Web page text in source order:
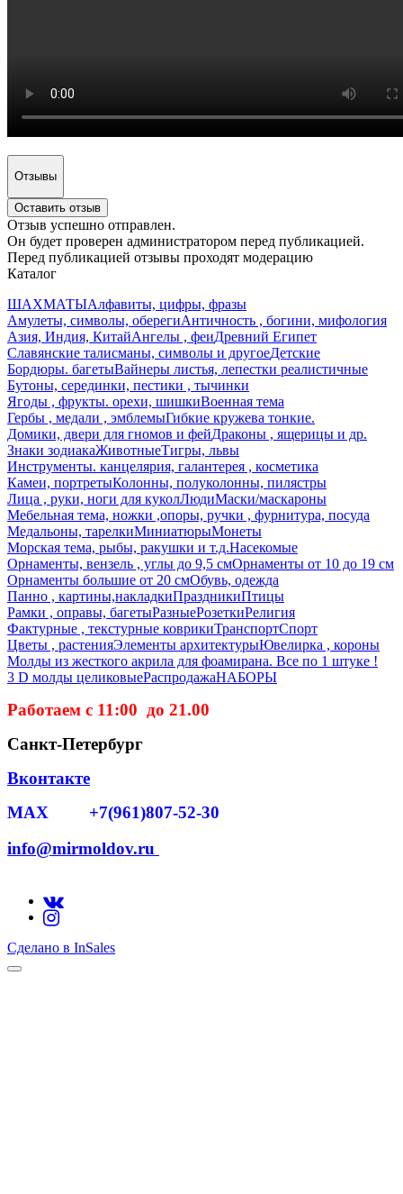
Отзывы
Оставить отзыв
Отзыв успешно отправлен.
Он будет проверен администратором перед публикацией.
Перед публикацией отзывы проходят модерацию
Каталог
ШАХМАТЫАлфавиты, цифры, фразы
Амулеты, символы, оберегиАнтичность , богини, мифология
Азия, Индия, КитайАнгелы , феиДревний Египет
Славянские талисманы, символы и другоеДетские
Бордюры. багетыВайнеры листья, лепестки реалистичные
Бутоны, серединки, пестики , тычинки
Ягоды , фрукты. орехи, шишкиВоенная тема
Гербы , медали , эмблемыГибкие кружева тонкие.
Домики, двери для гномов и фейДраконы , ящерицы и др.
Знаки зодиакаЖивотныеТигры, львы
Инструменты. канцелярия, галантерея , косметика
Камеи, портретыКолонны, полуколонны, пилястры
Лица , руки, ноги для куколЛюдиМаски/маскароны
Мебельная тема, ножки ,опоры, ручки , фурнитура, посуда
Медальоны, тарелкиМиниатюрыМонеты
Морская тема, рыбы, ракушки и т.д.Насекомые
Орнаменты, вензель , углы до 9,5 смОрнаменты от 10 до 19 см
Орнаменты большие от 20 смОбувь, одежда
Панно , картины,накладкиПраздникиПтицы
Рамки , оправы, багетыРазныеРозеткиРелигия
Фактурные , текстурные коврикиТранспортСпорт
Цветы , растенияЭлементы архитектурыЮвелирка , короны
Молды из жесткого акрила для фоамирана. Все по 1 штуке !
3 D молды целиковыеРаспродажаНАБОРЫ
Работаем с 11:00 до 21.00
Санкт-Петербург
Вконтакте
MAX +7(961)807-52-30
info@mirmoldov.ru
Сделано в InSales